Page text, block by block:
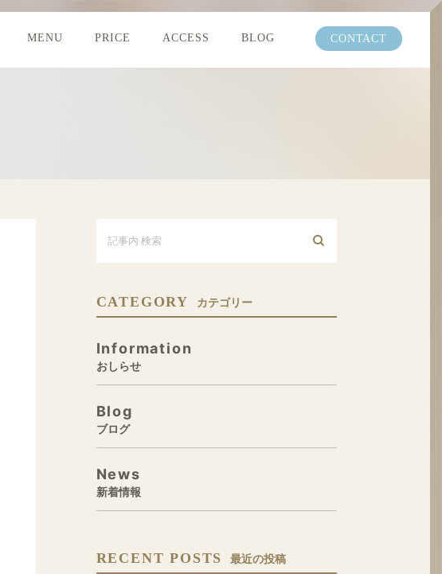
MENU PRICE ACCESS BLOG CONTACT
CATEGORY カテゴリー
Information
おしらせ
Blog
ブログ
News
新着情報
RECENT POSTS 最近の投稿